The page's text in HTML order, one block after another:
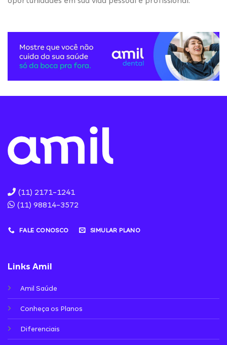
(11) 2171-1241
(11) 98814-3572
FALE CONOSCO SIMULAR PLANO
Links Amil
Amil Saúde
Conheça os Planos
Diferenciais